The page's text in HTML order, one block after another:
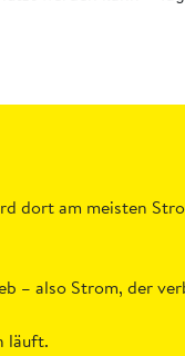
dort am meisten
– also Strom, der
läuft.